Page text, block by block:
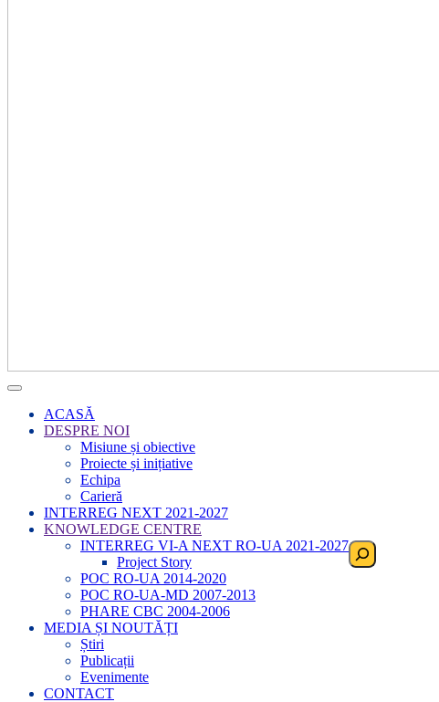
ACASĂ
DESPRE NOI
Misiune și obiective
Proiecte și inițiative
Echipa
Carieră
INTERREG NEXT 2021-2027
KNOWLEDGE CENTRE
INTERREG VI-A NEXT RO-UA 2021-2027
Project Story
POC RO-UA 2014-2020
POC RO-UA-MD 2007-2013
PHARE CBC 2004-2006
MEDIA ȘI NOUTĂȚI
Știri
Publicații
Evenimente
CONTACT
Search